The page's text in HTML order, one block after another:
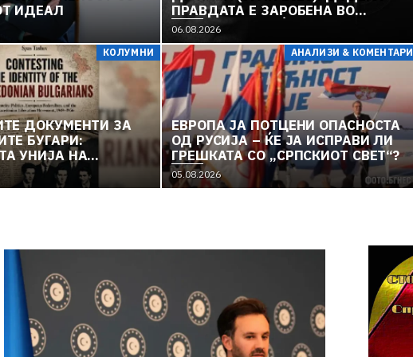
ИДЕАЛ
ПРАВДАТА Е ЗАРОБЕНА ВО
„РЕФОРМИ“, ЛУЃЕТО СЕ ТРУЈАТ
ОД ВОДА И ПОЛИТИКА, А
ВЛАДАТА И ОПОЗИЦИЈАТА СЕ
„РЕКОНСТРУИРААТ“ – ЗЕМЈАТА
ТОНЕ ВО „ДОСТОИНСТВО“ И
МОЛЧИ ПРЕД УКРАИНА
06.08.2026
КОЛУМНИ
ДОКУМЕНТИ ЗА
БУГАРИ:
УНИЈА НА
И
АНАЛИЗИ & КОМЕНТАРИ
ЕВРОПА ЈА ПОТЦЕНИ ОПАСНОСТА
ОД РУСИЈА – ЌЕ ЈА ИСПРАВИ ЛИ
ГРЕШКАТА СО „СРПСКИОТ СВЕТ“?
05.08.2026